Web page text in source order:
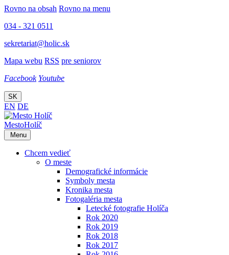
Rovno na obsah Rovno na menu
034 - 321 0511
sekretariat@holic.sk
Mapa webu RSS pre seniorov
Facebook Youtube
SK
EN DE
MestoHolíč
Menu
Chcem vedieť
O meste
Demografické informácie
Symboly mesta
Kronika mesta
Fotogaléria mesta
Letecké fotografie Holíča
Rok 2020
Rok 2019
Rok 2018
Rok 2017